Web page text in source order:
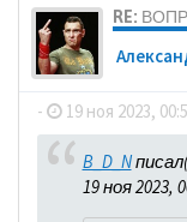
RE:
- 19 ноя 2023,
B_D_N
19 ноя 2023,